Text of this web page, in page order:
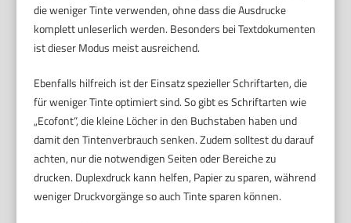
die weniger Tinte verwenden, ohne dass die Ausdrucke
komplett unleserlich werden. Besonders bei Textdokumenten
ist dieser Modus meist ausreichend.
Ebenfalls hilfreich ist der Einsatz spezieller Schriftarten, die
für weniger Tinte optimiert sind. So gibt es Schriftarten wie
„Ecofont“, die kleine Löcher in den Buchstaben haben und
damit den Tintenverbrauch senken. Zudem solltest du darauf
achten, nur die notwendigen Seiten oder Bereiche zu
drucken. Duplexdruck kann helfen, Papier zu sparen, während
weniger Druckvorgänge so auch Tinte sparen können.